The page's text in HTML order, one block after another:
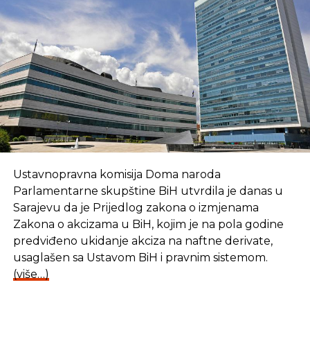
Ustavnopravna komisija Doma naroda
Parlamentarne skupštine BiH utvrdila je danas u
Sarajevu da je Prijedlog zakona o izmjenama
Zakona o akcizama u BiH, kojim je na pola godine
predviđeno ukidanje akciza na naftne derivate,
usaglašen sa Ustavom BiH i pravnim sistemom.
(više…)